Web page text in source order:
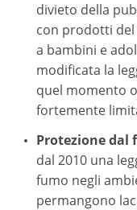
divieto della
con prodotti del
a bambini e
modificata la
quel momento
fortemente
Protezione dal
dal 2010 una
fumo negli
permangono